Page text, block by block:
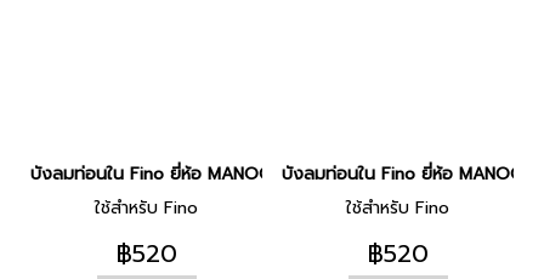
บังลมท่อนใน Fino ยี่ห้อ MANOO [P2 ดำ]
ใช้สำหรับ Fino
฿520
บังลมท่อนใน Fino ยี่ห้อ MANOO
ใช้สำหรับ Fino
฿520